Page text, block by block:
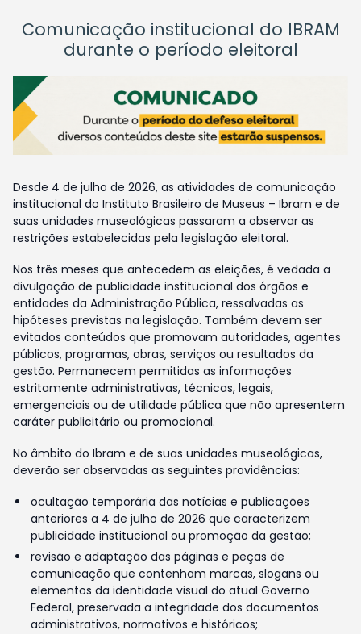
Comunicação institucional do IBRAM
durante o período eleitoral
Desde 4 de julho de 2026, as atividades de comunicação
institucional do Instituto Brasileiro de Museus – Ibram e de
suas unidades museológicas passaram a observar as
restrições estabelecidas pela legislação eleitoral.
Nos três meses que antecedem as eleições, é vedada a
divulgação de publicidade institucional dos órgãos e
entidades da Administração Pública, ressalvadas as
hipóteses previstas na legislação. Também devem ser
evitados conteúdos que promovam autoridades, agentes
públicos, programas, obras, serviços ou resultados da
gestão. Permanecem permitidas as informações
estritamente administrativas, técnicas, legais,
emergenciais ou de utilidade pública que não apresentem
caráter publicitário ou promocional.
No âmbito do Ibram e de suas unidades museológicas,
deverão ser observadas as seguintes providências:
ocultação temporária das notícias e publicações
anteriores a 4 de julho de 2026 que caracterizem
publicidade institucional ou promoção da gestão;
revisão e adaptação das páginas e peças de
comunicação que contenham marcas, slogans ou
elementos da identidade visual do atual Governo
Federal, preservada a integridade dos documentos
administrativos, normativos e históricos;